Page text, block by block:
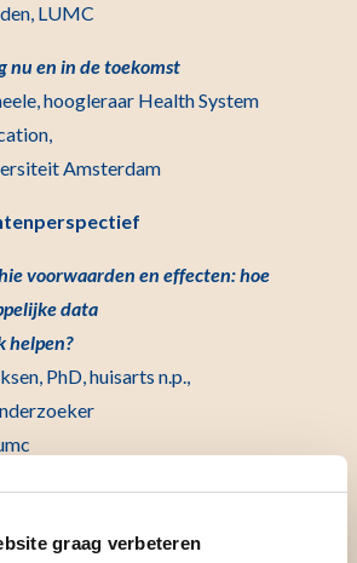
graag verbeteren
LUMC
nu en in de toekomst
hoogleraar Health System
Amsterdam
voorwaarden en effecten: hoe
data
PhD, huisarts n.p.,
ben compassievol